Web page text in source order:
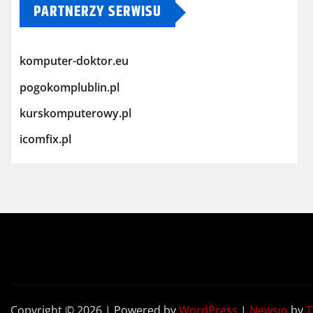
PARTNERZY SERWISU
komputer-doktor.eu
pogokomplublin.pl
kurskomputerowy.pl
icomfix.pl